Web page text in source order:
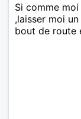
Si comme
,laisser moi
bout de route